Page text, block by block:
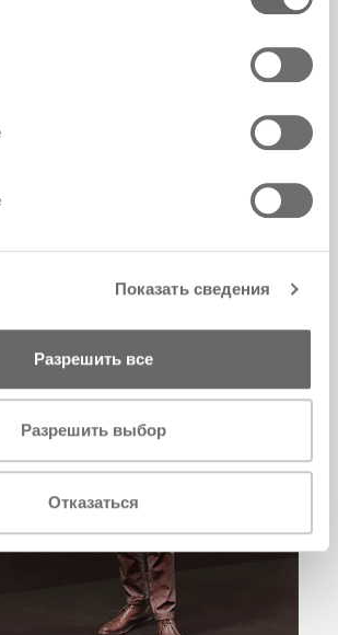
Показать сведения
Разрешить все
Разрешить выбор
Отказаться